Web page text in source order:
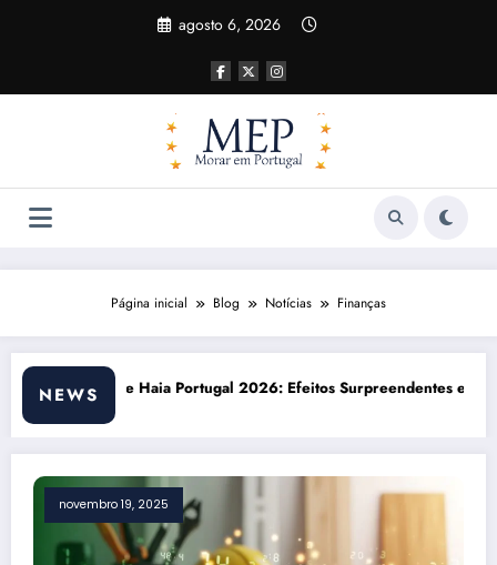
agosto 6, 2026
Página inicial Blog Notícias Finanças
NEWS
Surpreendentes e OportunidadesCusto de vida em Portugal 2026:
novembro 19, 2025